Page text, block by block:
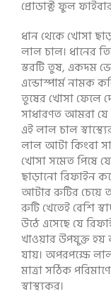
প্রোডাক্ট ফুল
ধান থেকে খোসা
লাল চাল। ধানের
স্তরটি তুষ, একদম
এন্ডোস্পার্ম নামক
তুষের খোসা ফেলে
সাধারণত আমরা যে
এই লাল চাল
লাল আটা কিংবা
খোসা সমেত পিষে
ছাড়ানো রিফাইন
আটার রুটির চেয়ে
রুটি খেতেই বেশি
উঠে এসেছে যে
খাওয়ার উপযুক্ত হয়
যায়। অপরপক্ষে
মাত্রা সঠিক
স্বাস্থ্যকর।